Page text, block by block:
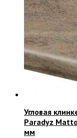
Угловая
Paradyz
мм